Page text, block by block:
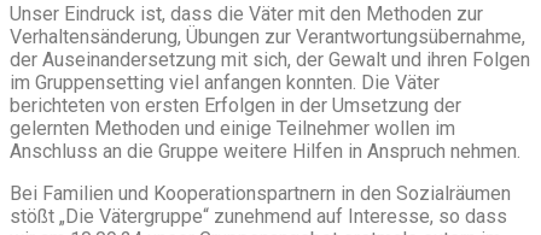
Unser Eindruck ist, dass die Väter mit den Methoden zur
Verhaltensänderung, Übungen zur Verantwortungsübernahme,
der Auseinandersetzung mit sich, der Gewalt und ihren Folgen
im Gruppensetting viel anfangen konnten. Die Väter
berichteten von ersten Erfolgen in der Umsetzung der
gelernten Methoden und einige Teilnehmer wollen im
Anschluss an die Gruppe weitere Hilfen in Anspruch nehmen.
Bei Familien und Kooperationspartnern in den Sozialräumen
stößt „Die Vätergruppe“ zunehmend auf Interesse, so dass